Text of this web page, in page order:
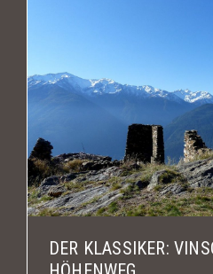
DER KLASSIKER: